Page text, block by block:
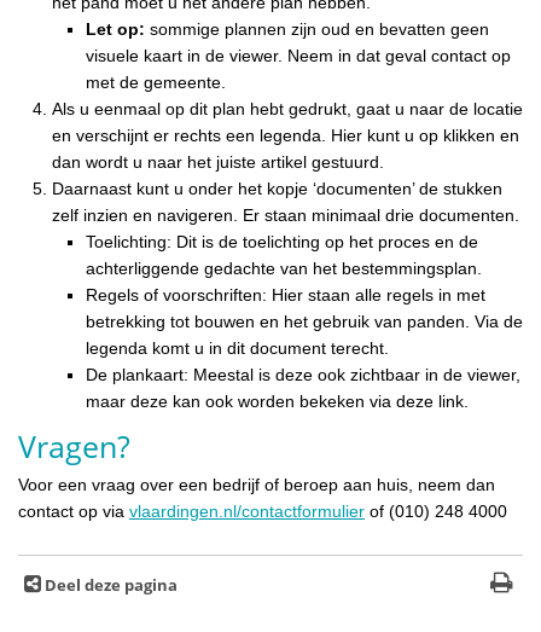
Let op: sommige plannen zijn oud en bevatten geen
visuele kaart in de viewer. Neem in dat geval contact op
met de gemeente.
Als u eenmaal op dit plan hebt gedrukt, gaat u naar de locatie
en verschijnt er rechts een legenda. Hier kunt u op klikken en
dan wordt u naar het juiste artikel gestuurd.
Daarnaast kunt u onder het kopje ‘documenten’ de stukken
zelf inzien en navigeren. Er staan minimaal drie documenten.
Toelichting: Dit is de toelichting op het proces en de
achterliggende gedachte van het bestemmingsplan.
Regels of voorschriften: Hier staan alle regels in met
betrekking tot bouwen en het gebruik van panden. Via de
legenda komt u in dit document terecht.
De plankaart: Meestal is deze ook zichtbaar in de viewer,
maar deze kan ook worden bekeken via deze link.
Vragen?
Voor een vraag over een bedrijf of beroep aan huis, neem dan
contact op via vlaardingen.nl/contactformulier of (010) 248 4000
Deel deze pagina